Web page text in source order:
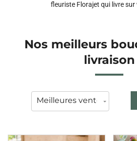
fleuriste Florajet qui livre sur
Nos meilleurs
livraison